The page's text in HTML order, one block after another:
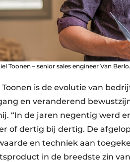
Toonen – senior sales engineer Van Berlo.
Toonen is de evolutie van
en veranderend
“In de jaren negentig werd
of dertig bij dertig. De
en techniek aan
in de breedste zin